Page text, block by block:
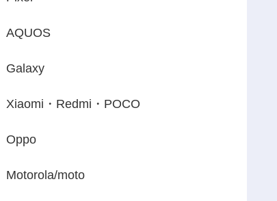
AQUOS
Galaxy
Xiaomi・Redmi・POCO
Oppo
Motorola/moto